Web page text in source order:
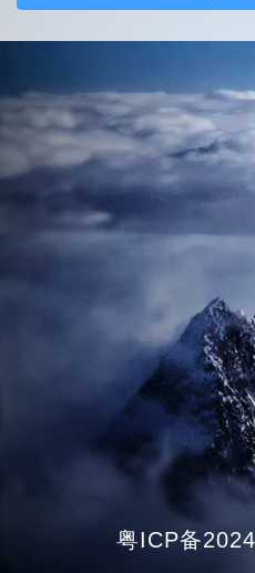
粤ICP备